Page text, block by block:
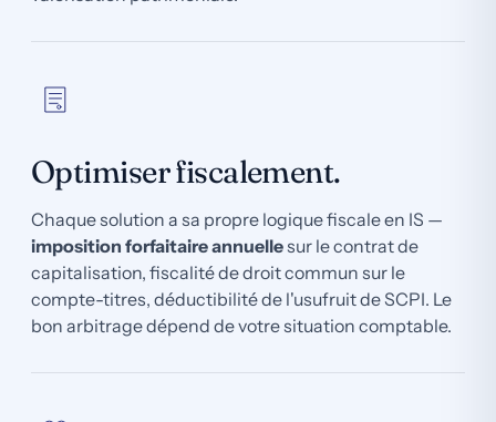
Optimiser fiscalement.
Chaque solution a sa propre logique fiscale en IS —
imposition forfaitaire annuellesur le contrat de
capitalisation, fiscalité de droit commun sur le
compte-titres, déductibilité de l'usufruit de SCPI. Le
bon arbitrage dépend de votre situation comptable.